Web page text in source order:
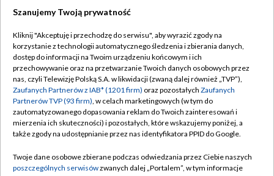
TVP
Abonament TVP
Emisja w TVP
Centrum informacji TVP
Naziemna Telewizja Cyfrowa
Rada Programowa
Regulamin TVP
Polityka prywatności
Moje zgody
Pomoc
Kontakt
Szanujemy Twoją prywatność
Kliknij "Akceptuję i przechodzę do serwisu", aby wyrazić zgody na
korzystanie z technologii automatycznego śledzenia i zbierania danych,
dostęp do informacji na Twoim urządzeniu końcowym i ich
przechowywanie oraz na przetwarzanie Twoich danych osobowych przez
nas, czyli Telewizję Polską S.A. w likwidacji (zwaną dalej również „TVP”),
Zaufanych Partnerów z IAB* (1201 firm) oraz pozostałych Zaufanych
Partnerów TVP (93 firm), w celach marketingowych (w tym do
zautomatyzowanego dopasowania reklam do Twoich zainteresowań i
mierzenia ich skuteczności) i pozostałych, które wskazujemy poniżej, a
także zgody na udostępnianie przez nas identyfikatora PPID do Google.
Twoje dane osobowe zbierane podczas odwiedzania przez Ciebie naszych
poszczególnych serwisówzwanych dalej „Portalem”, w tym informacje